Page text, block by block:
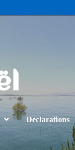
Déclarations